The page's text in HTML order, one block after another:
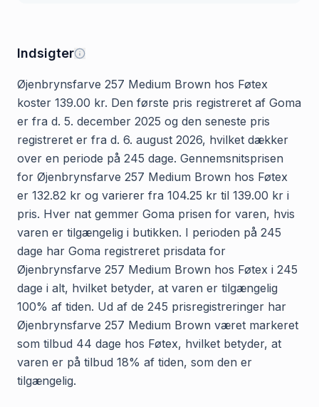
Indsigter
Øjenbrynsfarve 257 Medium Brown hos Føtex
koster 139.00 kr. Den første pris registreret af Goma
er fra d. 5. december 2025 og den seneste pris
registreret er fra d. 6. august 2026, hvilket dækker
over en periode på 245 dage. Gennemsnitsprisen
for Øjenbrynsfarve 257 Medium Brown hos Føtex
er 132.82 kr og varierer fra 104.25 kr til 139.00 kr i
pris. Hver nat gemmer Goma prisen for varen, hvis
varen er tilgængelig i butikken. I perioden på 245
dage har Goma registreret prisdata for
Øjenbrynsfarve 257 Medium Brown hos Føtex i 245
dage i alt, hvilket betyder, at varen er tilgængelig
100% af tiden. Ud af de 245 prisregistreringer har
Øjenbrynsfarve 257 Medium Brown været markeret
som tilbud 44 dage hos Føtex, hvilket betyder, at
varen er på tilbud 18% af tiden, som den er
tilgængelig.